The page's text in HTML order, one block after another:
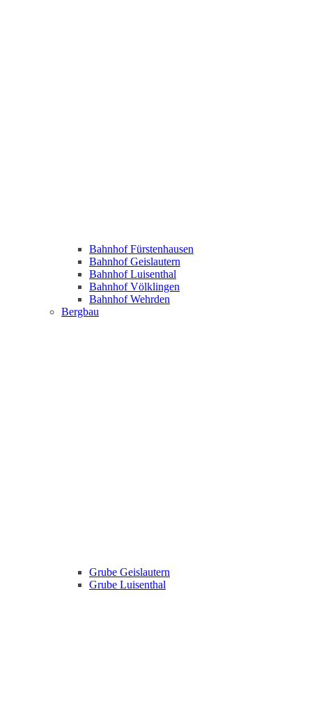
Bahnhof Fürstenhausen
Bahnhof Geislautern
Bahnhof Luisenthal
Bahnhof Völklingen
Bahnhof Wehrden
Bergbau
Grube Geislautern
Grube Luisenthal